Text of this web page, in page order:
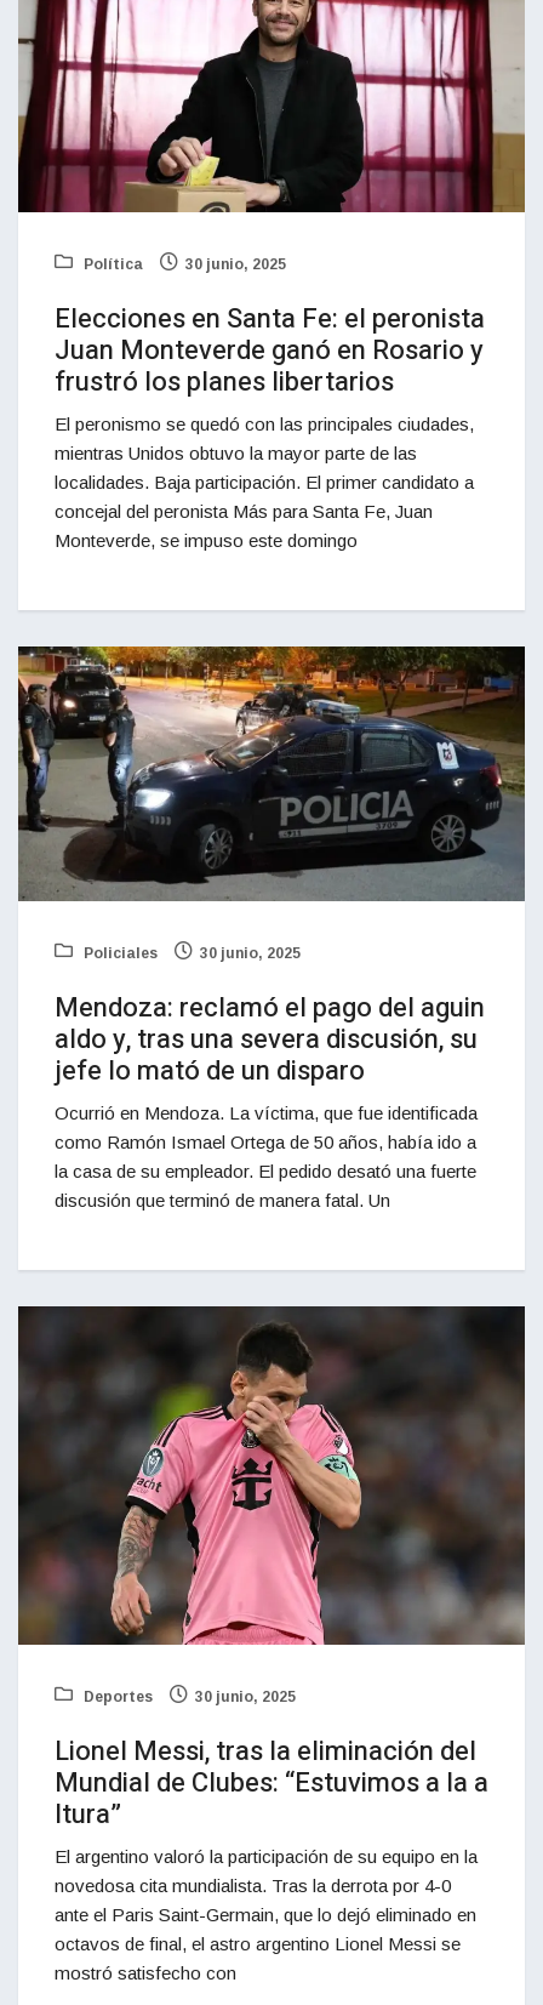
Política 30 junio, 2025
Elecciones en Santa Fe: el peronista
Juan Monteverde ganó en Rosario y
frustró los planes libertarios
El peronismo se quedó con las principales ciudades,
mientras Unidos obtuvo la mayor parte de las
localidades. Baja participación. El primer candidato a
concejal del peronista Más para Santa Fe, Juan
Monteverde, se impuso este domingo
Policiales 30 junio, 2025
Mendoza: reclamó el pago del aguin
aldo y, tras una severa discusión, su
jefe lo mató de un disparo
Ocurrió en Mendoza. La víctima, que fue identificada
como Ramón Ismael Ortega de 50 años, había ido a
la casa de su empleador. El pedido desató una fuerte
discusión que terminó de manera fatal. Un
Deportes 30 junio, 2025
Lionel Messi, tras la eliminación del
Mundial de Clubes: “Estuvimos a la a
ltura”
El argentino valoró la participación de su equipo en la
novedosa cita mundialista. Tras la derrota por 4-0
ante el Paris Saint-Germain, que lo dejó eliminado en
octavos de final, el astro argentino Lionel Messi se
mostró satisfecho con